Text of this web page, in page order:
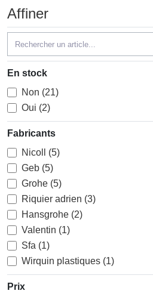
Affiner
En stock
Non (21)
Oui (2)
Fabricants
Nicoll (5)
Geb (5)
Grohe (5)
Riquier adrien (3)
Hansgrohe (2)
Valentin (1)
Sfa (1)
Wirquin plastiques (1)
Prix